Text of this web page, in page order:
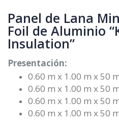
Panel de Lana
Foil de Aluminio
Insulation”
Presentación:
0.60 m x 1.00 m x 50
0.60 m x 1.00 m x 50
0.60 m x 1.00 m x 50
0.60 m x 1.00 m x 50